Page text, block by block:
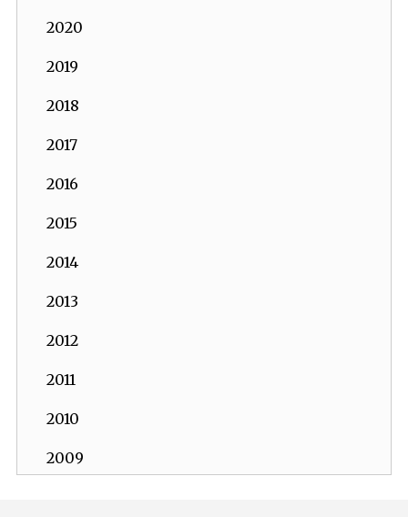
2020
2019
2018
2017
2016
2015
2014
2013
2012
2011
2010
2009